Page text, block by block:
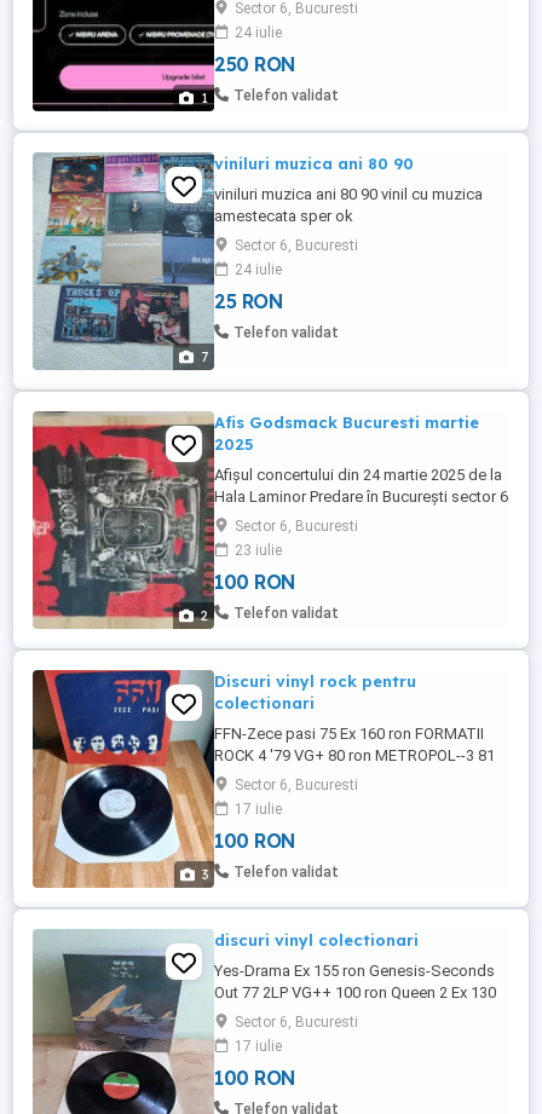
1
Sector 6, Bucuresti
24 iulie
250 RON
Telefon validat
7
viniluri muzica ani 80 90
viniluri muzica ani 80 90 vinil cu muzica
amestecata sper ok
Sector 6, Bucuresti
24 iulie
25 RON
Telefon validat
2
Afis Godsmack Bucuresti martie
2025
Afișul concertului din 24 martie 2025 de la
Hala Laminor Predare în București sector 6
Sector 6, Bucuresti
23 iulie
100 RON
Telefon validat
3
Discuri vinyl rock pentru
colectionari
FFN-Zece pasi 75 Ex 160 ron FORMATII
ROCK 4 '79 VG+ 80 ron METROPOL--3 81
DIN NOU IMPREUNA 86 ... VG ++ 80 ron -
ambele Nichita Ex 50 ron Tudor Ghe. Ex -
45 ron single: MIRCEA BANICIU VG ++ 50
ron LAURENȚIU CAZAN VG ++ 50 ron
Sector 6, Bucuresti
17 iulie
100 RON
Telefon validat
discuri vinyl colectionari
Yes-Drama Ex 155 ron Genesis-Seconds
Out 77 2LP VG++ 100 ron Queen 2 Ex 130
ron Uriah Heep Salisbury Ex++ 120 Adrian
Enescu Funky Syn. 1&2 180 ron Conexiuni
Bop - Formatii Sibiene 79 Ex 150 ron
FORMATII ROCK 4 '79 VG+ 80 ron
Sector 6, Bucuresti
17 iulie
100 RON
Telefon validat